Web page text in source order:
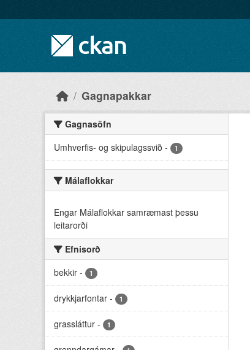
Gagnapakkar
Gagnasöfn
Umhverfis- og skipulagssvið - 1
Málaflokkar
Engar Málaflokkar samræmast þessu
leitarorði
Efnisorð
bekkir - 1
drykkjarfontar - 1
grassláttur - 1